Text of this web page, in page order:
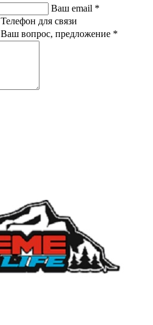
Ваш email *
Телефон для связи
Ваш вопрос, предложение *